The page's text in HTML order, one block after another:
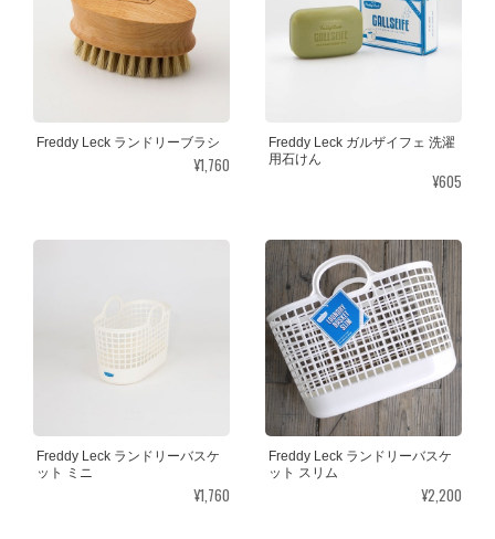
Freddy Leck ランドリーブラシ
¥1,760
Freddy Leck ガルザイフェ 洗濯
用石けん
¥605
Freddy Leck ランドリーバスケ
ット ミニ
¥1,760
Freddy Leck ランドリーバスケ
ット スリム
¥2,200